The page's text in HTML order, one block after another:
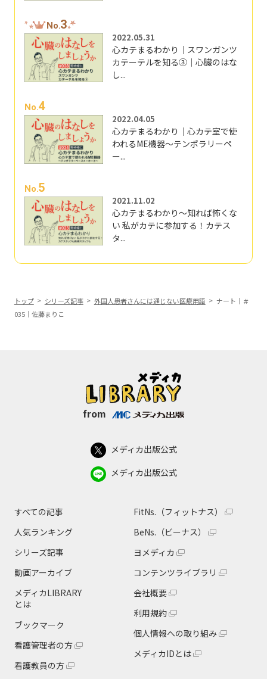
No.3
2022.05.31
心カテまるわかり｜スワンガンツ
カテーテルを知る③｜心臓のはな
し...
No.4
2022.04.05
心カテまるわかり｜心カテ室で使
われるME機器～テンポラリーペ
ー...
No.5
2021.11.02
心カテまるわかり～知れば怖くな
い 私がカテに参加する！カテス
タ...
トップ シリーズ記事 外国人患者さんには通じない医療用語
ナート｜＃
035｜佐藤まりこ
from
メディカ出版公式
メディカ出版公式
すべての記事
人気ランキング
シリーズ記事
動画アーカイブ
メディカLIBRARY
とは
ブックマーク
看護管理者の方
看護教員の方
FitNs.（フィットナス）
BeNs.（ビーナス）
ヨメディカ
コンテンツライブラリ
会社概要
利用規約
個人情報への取り組み
メディカIDとは